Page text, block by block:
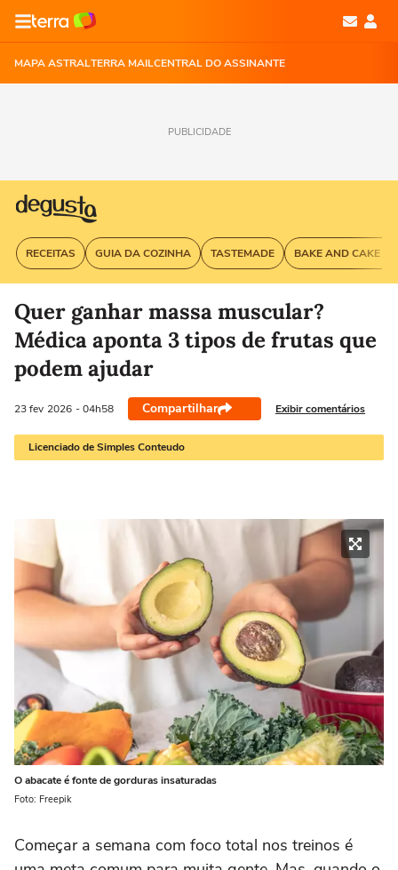
MAPA ASTRALTERRA MAILCENTRAL DO ASSINANTE
PUBLICIDADE
RECEITAS GUIA DA COZINHA TASTEMADE BAKE AND CAKE
Quer ganhar massa muscular?
Médica aponta 3 tipos de frutas que
podem ajudar
23 fev 2026 - 04h58 Compartilhar Exibir comentários
Licenciado de Simples Conteudo
O abacate é fonte de gorduras insaturadas
Foto: Freepik
Começar a semana com foco total nos treinos é